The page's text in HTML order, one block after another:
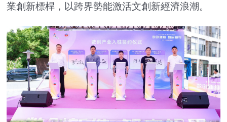
業創新標桿，以跨界勢能激活文創新經濟浪潮。